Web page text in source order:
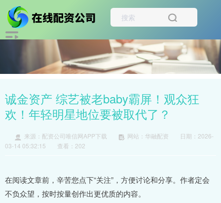
诚金资产 综艺被老baby霸屏！观众狂
欢！年轻明星地位要被取代了？
来源：配资公司唯信网APP下载 网站：华融配资
日期：2026-
03-14 05:32:15
查看：202
在阅读文章前，辛苦您点下“关注”，方便讨论和分享。作者定会
不负众望，按时按量创作出更优质的内容。